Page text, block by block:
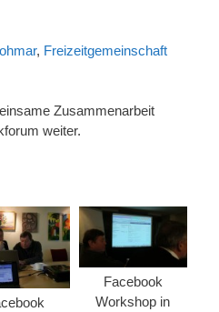
, Freizeitgemeinschaft
Zusammenarbeit
weiter.
Facebook
Workshop in